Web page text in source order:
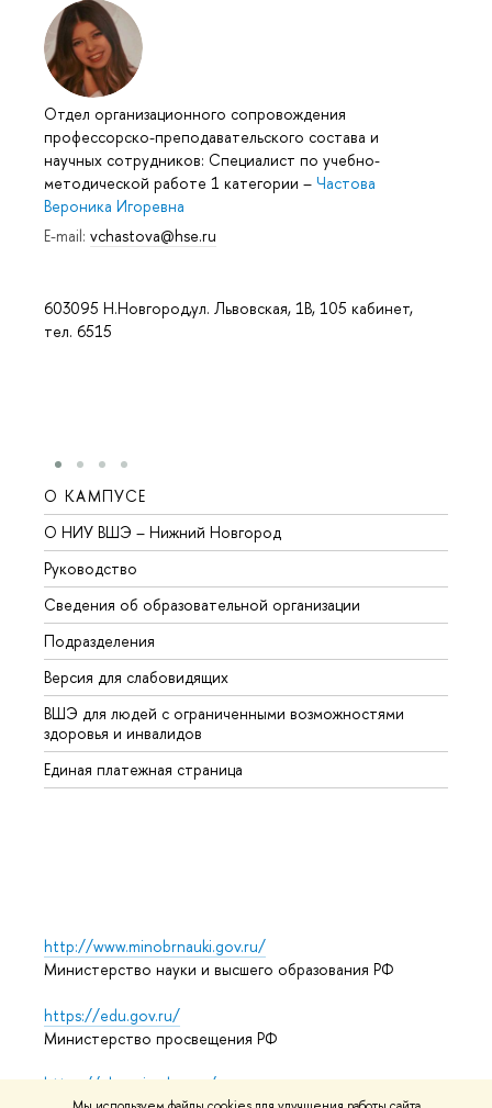
Отдел организационного сопровождения
профессорско-преподавательского состава и
научных сотрудников: Специалист по учебно-
методической работе 1 категории – Частова
Вероника Игоревна
E-mail: vchastova@hse.ru
603095 Н.Новгород,ул. Львовская, 1В, 105 кабинет,
тел. 6515
О КАМПУСЕ
О НИУ ВШЭ – Нижний Новгород
Руководство
Сведения об образовательной организации
Подразделения
Версия для слабовидящих
ВШЭ для людей с ограниченными возможностями
здоровья и инвалидов
Единая платежная страница
http://www.minobrnauki.gov.ru/
Министерство науки и высшего образования РФ
https://edu.gov.ru/
Министерство просвещения РФ
https://elearning.hse.ru/mooc